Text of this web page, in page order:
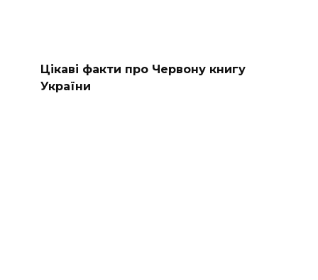
Цікаві факти про Червону книгу
України